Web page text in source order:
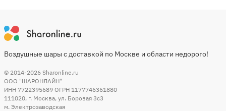
Воздушные шары с доставкой по Москве и области недорого!
© 2014-2026 Sharonline.ru
ООО "ШАРОНЛАЙН"
ИНН 7722395689 ОГРН 1177746361880
111020, г. Москва, ул. Боровая 3c3
м. Электрозаводская